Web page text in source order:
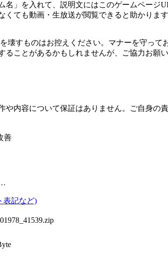
名」を入れて、説明文にはこのゲームページ
くても動画・生放送が閲覧できると助かります
壊すものはお控えください。マナーを守って
ることがあるかもしれませんが、ご協力お願い
や内容について保証はありません。ご自身の
善
表記など)